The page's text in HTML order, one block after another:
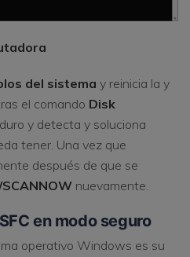
del sistema y reinicia la y
el comando Disk
y detecta y soluciona
tener. Una vez que
después de que se
SCANNOW nuevamente.
en modo seguro
operativo Windows es su